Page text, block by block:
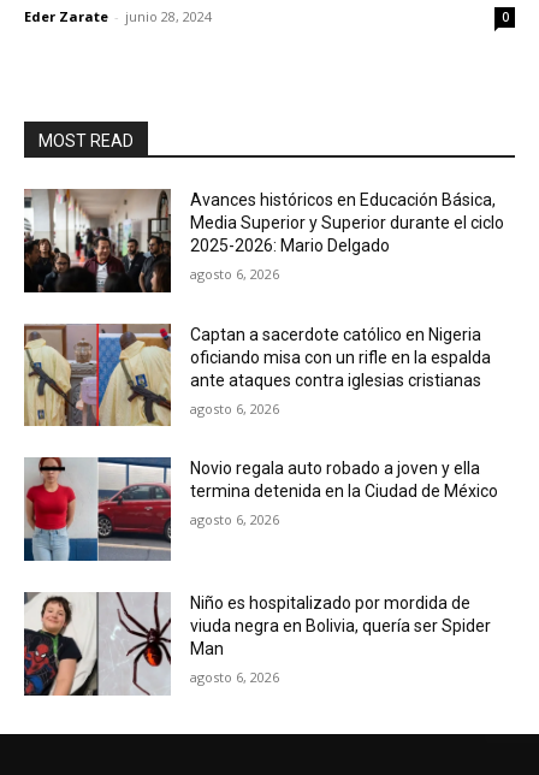
Eder Zarate - junio 28, 2024 0
MOST READ
Avances históricos en Educación Básica,
Media Superior y Superior durante el ciclo
2025-2026: Mario Delgado
agosto 6, 2026
Captan a sacerdote católico en Nigeria
oficiando misa con un rifle en la espalda
ante ataques contra iglesias cristianas
agosto 6, 2026
Novio regala auto robado a joven y ella
termina detenida en la Ciudad de México
agosto 6, 2026
Niño es hospitalizado por mordida de
viuda negra en Bolivia, quería ser Spider
Man
agosto 6, 2026